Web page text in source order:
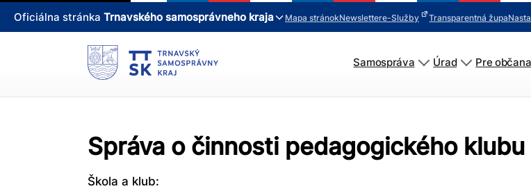
Oficiálna stránka Trnavského samosprávneho kraja Mapa stránokNewslettere-Služby Transparentná župa
Samospráva Úrad Pre občana
Správa o činnosti pedagogického
Škola a klub: